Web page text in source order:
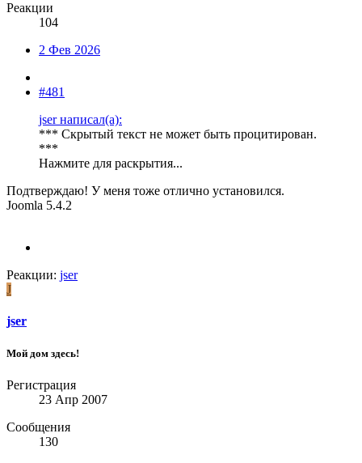
Реакции
104
2 Фев 2026
#481
jser написал(а):
*** Скрытый текст не может быть процитирован.
***
Нажмите для раскрытия...
Подтверждаю! У меня тоже отлично установился.
Joomla 5.4.2
Реакции: jser
J
jser
Мой дом здесь!
Регистрация
23 Апр 2007
Сообщения
130